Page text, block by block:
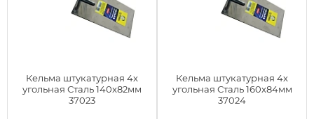
Кельма штукатурная 4х
угольная Сталь 140x82мм
37023
Кельма штукатурная 4х
угольная Сталь 160x84мм
37024